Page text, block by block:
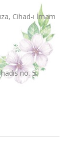
Cihad-ı İmam
no. 5.